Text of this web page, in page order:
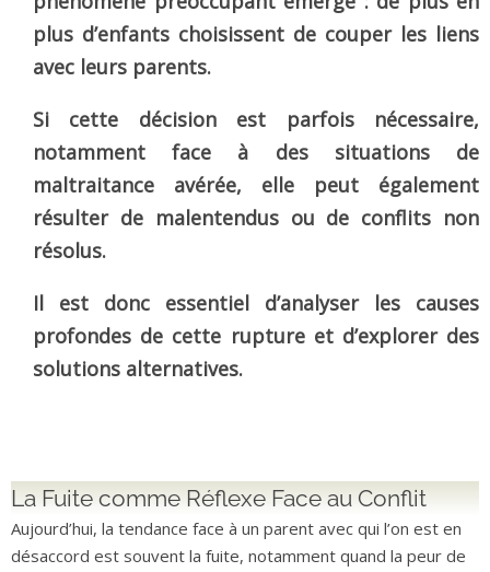
plus d’enfants choisissent de couper les liens
avec leurs parents.
Si cette décision est parfois nécessaire,
notamment face à des situations de
maltraitance avérée, elle peut également
résulter de malentendus ou de conflits non
résolus.
Il est donc essentiel d’analyser les causes
profondes de cette rupture et d’explorer des
solutions alternatives.
La Fuite comme Réflexe Face au Conflit
Aujourd’hui, la tendance face à un parent avec qui l’on est en
désaccord est souvent la fuite, notamment quand la peur de